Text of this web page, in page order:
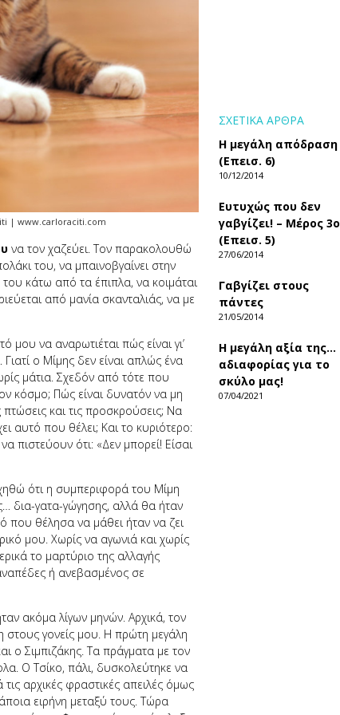
| www.carloraciti.com
να τον χαζεύει. Τον παρακολουθώ
του, να μπαινοβγαίνει στην
κάτω από τα έπιπλα, να κοιμάται
από μανία σκανταλιάς, να με
να αναρωτιέται πώς είναι γι’
ο Μίμης δεν είναι απλώς ένα
μάτια. Σχεδόν από τότε που
κόσμο; Πώς είναι δυνατόν να μη
και τις προσκρούσεις; Να
αυτό που θέλει; Και το κυριότερο:
πιστεύουν ότι: «Δεν μπορεί! Είσαι
ότι η συμπεριφορά του Μίμη
δια-γατα-γώγησης, αλλά θα ήταν
που θέλησα να μάθει ήταν να ζει
μου. Χωρίς να αγωνιά και χωρίς
το μαρτύριο της αλλαγής
ή ανεβασμένος σε
ακόμα λίγων μηνών. Αρχικά, τον
στους γονείς μου. Η πρώτη μεγάλη
ο Σιμπιζάκης. Τα πράγματα με τον
Ο Τσίκο, πάλι, δυσκολεύτηκε να
αρχικές φραστικές απειλές όμως
ειρήνη μεταξύ τους. Τώρα
ΣΧΕΤΙΚΑ ΑΡΘΡΑ
Η μεγάλη απόδραση
(Επεισ. 6)
10/12/2014
Ευτυχώς που δεν
γαβγίζει! – Μέρος 3ο
(Επεισ. 5)
27/06/2014
Γαβγίζει στους
πάντες
21/05/2014
Η μεγάλη αξία της…
αδιαφορίας για το
σκύλο μας!
07/04/2021